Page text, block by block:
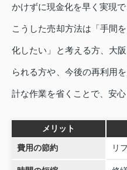
かけずに現金化を早く実現で
こうした売却方法は「手間
化したい」と考える方、大
られる方や、今後の再利用
計な作業を省くことで、安
メリット
費用の節約 リ